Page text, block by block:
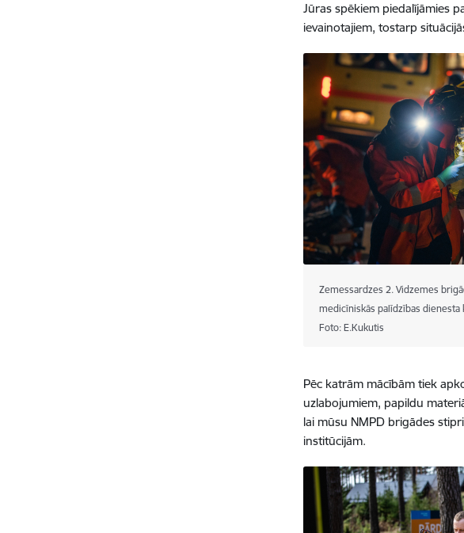
Jūras spēkiem piedalījāmies
ievainotajiem, tostarp
Zemessardzes 2. Vidzemes
medicīniskās palīdzības dienesta
Foto: E.Kukutis
Pēc katrām mācībām tiek
uzlabojumiem, papildu
lai mūsu NMPD brigādes
institūcijām.